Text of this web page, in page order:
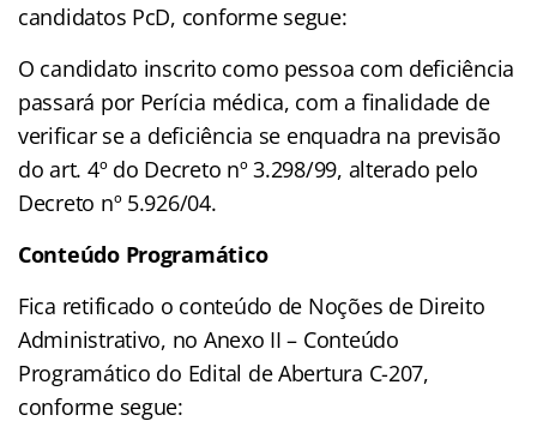
candidatos PcD, conforme segue:
O candidato inscrito como pessoa com deficiência
passará por Perícia médica, com a finalidade de
verificar se a deficiência se enquadra na previsão
do art. 4º do Decreto nº 3.298/99, alterado pelo
Decreto nº 5.926/04.
Conteúdo Programático
Fica retificado o conteúdo de Noções de Direito
Administrativo, no Anexo II – Conteúdo
Programático do Edital de Abertura C-207,
conforme segue: